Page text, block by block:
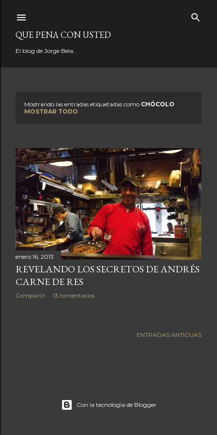
QUE PENA CON USTED
El blog de Jorge Bela.
t
r
a
d
a
s
Mostrando las entradas etiquetadas como CHÓCOLO
MOSTRAR TODO
enero 16, 2013
REVELANDO LOS SECRETOS DE ANDRÉS
CARNE DE RES
Compartir 13 comentarios
ENTRADAS ANTIGUAS
Con la tecnología de Blogger